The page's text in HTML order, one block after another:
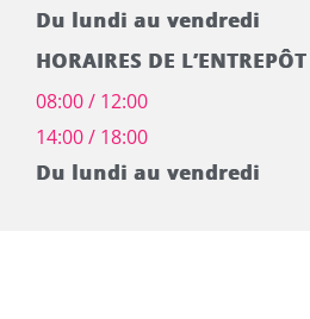
Du lundi au vendredi
HORAIRES DE L’ENTREPÔT
08:00 / 12:00
14:00 / 18:00
Du lundi au vendredi